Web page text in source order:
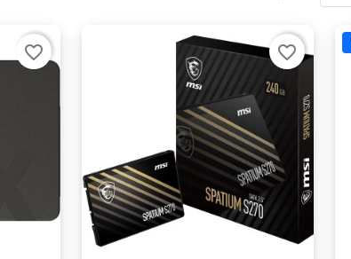
favorite_border favorite_border